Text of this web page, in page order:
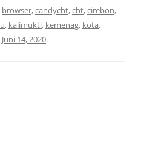
browser,candycbt,cbt,cirebon,
, kalimukti, kemenag, kota,
Juni 14, 2020.